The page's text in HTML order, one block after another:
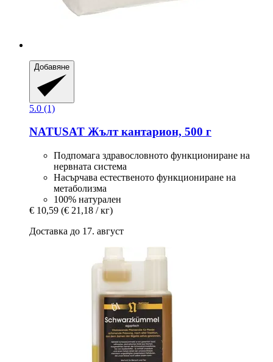
Добавяне
5.0 (1)
NATUSAT Жълт кантарион, 500 г
Подпомага здравословното функциониране на
нервната система
Насърчава естественото функциониране на
метаболизма
100% натурален
€ 10,59 (€ 21,18 / кг)
Доставка до 17. август